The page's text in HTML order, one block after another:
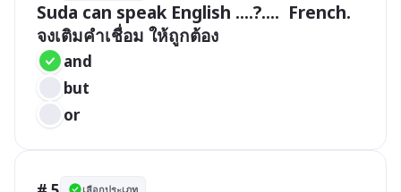
Suda can speak English ....?....  French.
จงเติมคำเชื่อม ให้ถูกต้อง
and
but
or
เลือกประเภท